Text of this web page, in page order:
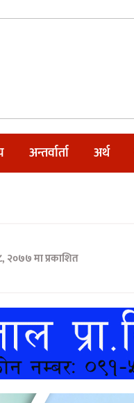
अन्तर्वार्ता अर्थ
२०७७ मा प्रकाशित